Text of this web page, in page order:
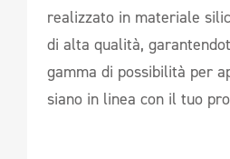
realizzato in materiale
di alta qualità,
gamma di possibilità per
siano in linea con il tuo